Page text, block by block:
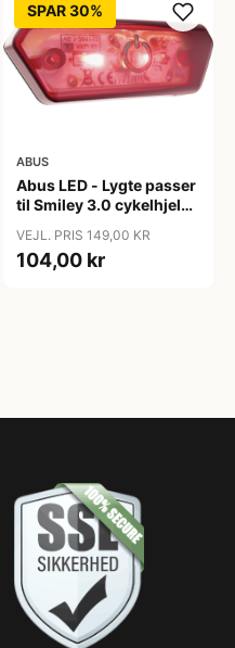
SPAR 30%
ABUS
Abus LED - Lygte passer
til Smiley 3.0 cykelhjelm
VEJL. PRIS 149,00 KR
104,00 kr